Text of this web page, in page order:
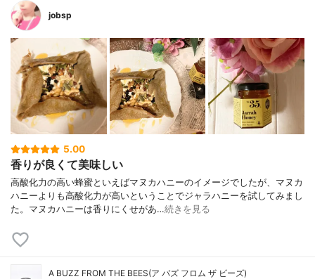
jobsp
5.00
香りが良くて美味しい
高酸化力の高い蜂蜜といえばマヌカハニーのイメージでしたが、マヌカ
ハニーよりも高酸化力が高いということでジャラハニーを試してみまし
た。マヌカハニーは香りにくせがあ…続きを見る
A BUZZ FROM THE BEES(ア バズ フロム ザ ビーズ)